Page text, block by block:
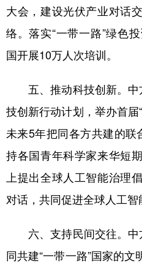
大会，建设光伏产业对话
络。落实“一带一路”绿色
国开展10万人次培训。
五、推动科技创新。中
技创新行动计划，举办首届
未来5年把同各方共建的
持各国青年科学家来华短
上提出全球人工智能治理
对话，共同促进全球人工智
六、支持民间交往。中
同共建“一带一路”国家的